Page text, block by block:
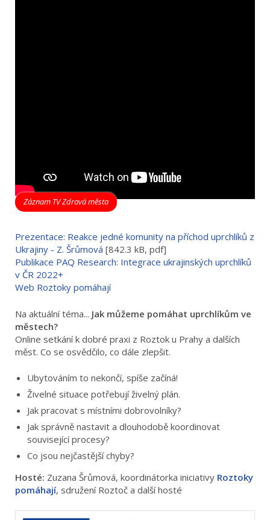
Záznam TV Zdravá města
Prezentace: Reakce jedné komunity na příchod uprchlíků z
Ukrajiny - Z. Šrůmová [842.3 kB, pdf]
Publikace PAQ Research: Integrace ukrajinských uprchlíků
v ČR 2022+
Web Roztoky pomáhají
Na aktuální téma... Jak můžeme pomáhat uprchlíkům ve
městech?
Online setkání k dobré praxi z Roztok u Prahy a dalších
měst. Co se osvědčilo, co dále zlepšit.
Ubytováním to nekončí, spíše začíná!
Živelné situace potřebují živelný plán.
Jak pracovat s místními dobrovolníky?
Jak správně nastavit a dlouhodobě koordinovat
související procesy?
Co jsou nejčastější chyby?
Hosté: Zuzana Šrůmová, koordinátorka iniciativy Roztoky
pomáhají, sdružení Roztoč a další hosté